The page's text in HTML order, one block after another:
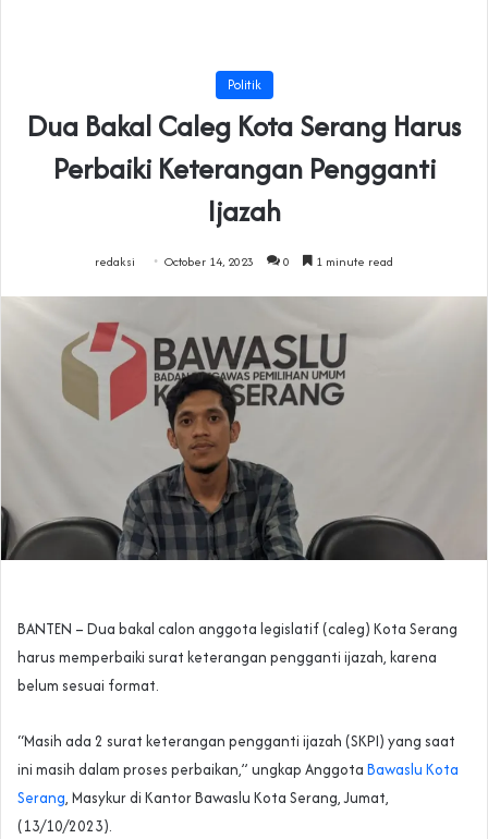
Politik
Dua Bakal Caleg Kota Serang Harus
Perbaiki Keterangan Pengganti
Ijazah
redaksi October 14, 2023 0 1 minute read
BANTEN – Dua bakal calon anggota legislatif (caleg) Kota Serang
harus memperbaiki surat keterangan pengganti ijazah, karena
belum sesuai format.
“Masih ada 2 surat keterangan pengganti ijazah (SKPI) yang saat
ini masih dalam proses perbaikan,” ungkap Anggota Bawaslu Kota
Serang, Masykur di Kantor Bawaslu Kota Serang, Jumat,
(13/10/2023).